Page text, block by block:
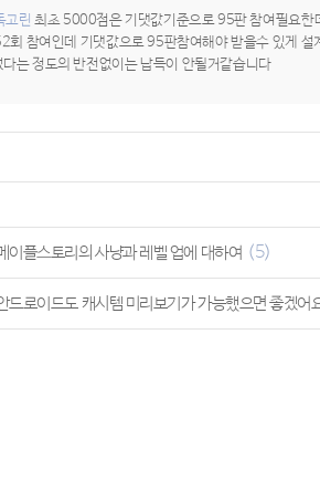
고린 최초 5000점은 기댓값기준으로 95판 참여필요한
회 참여인데 기댓값으로 95판참여해야 받을수 있게
다는 정도의 반전없이는 납득이 안될거같습니다
이플스토리의 사냥과 레벨 업에 대하여 (5)
드로이드도 캐시템 미리보기가 가능했으면 좋겠어